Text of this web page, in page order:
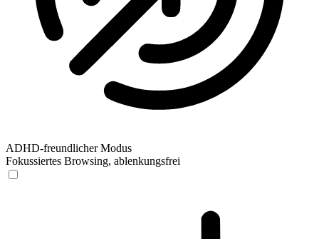
ADHD-freundlicher Modus
Fokussiertes Browsing, ablenkungsfrei